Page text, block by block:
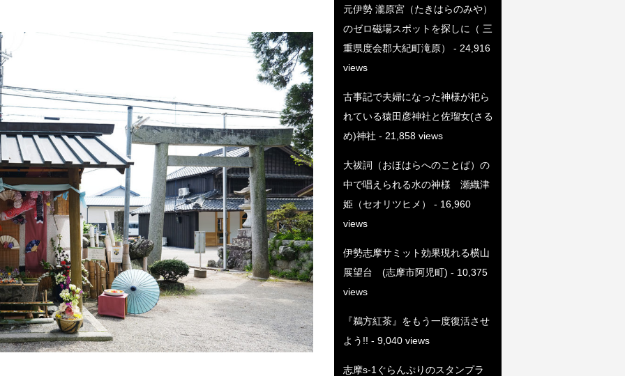
元伊勢 瀧原宮（たきはらのみや）
のゼロ磁場スポットを探しに（ 三
重県度会郡大紀町滝原）
- 24,916
views
古事記で夫婦になった神様が祀ら
れている猿田彦神社と佐瑠女(さる
め)神社 - 21,858 views
大祓詞（おほはらへのことば）の
中で唱えられる水の神様 瀬織津
姫（セオリツヒメ）
- 16,960
views
伊勢志摩サミット効果現れる横山
展望台 (志摩市阿児町) - 10,375
views
『鵜方紅茶』をもう一度復活させ
よう!! - 9,040 views
志摩s-1ぐらんぷりのスタンプラ